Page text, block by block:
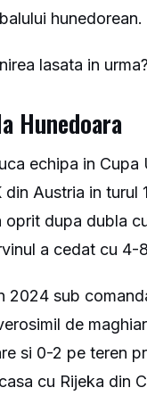
hunedorean.
lasata in urma?
Hunedoara
echipa in
Austria in turul
dupa dubla
a cedat cu 4-
2024 sub
de
si 0-2 pe teren
cu Rijeka din